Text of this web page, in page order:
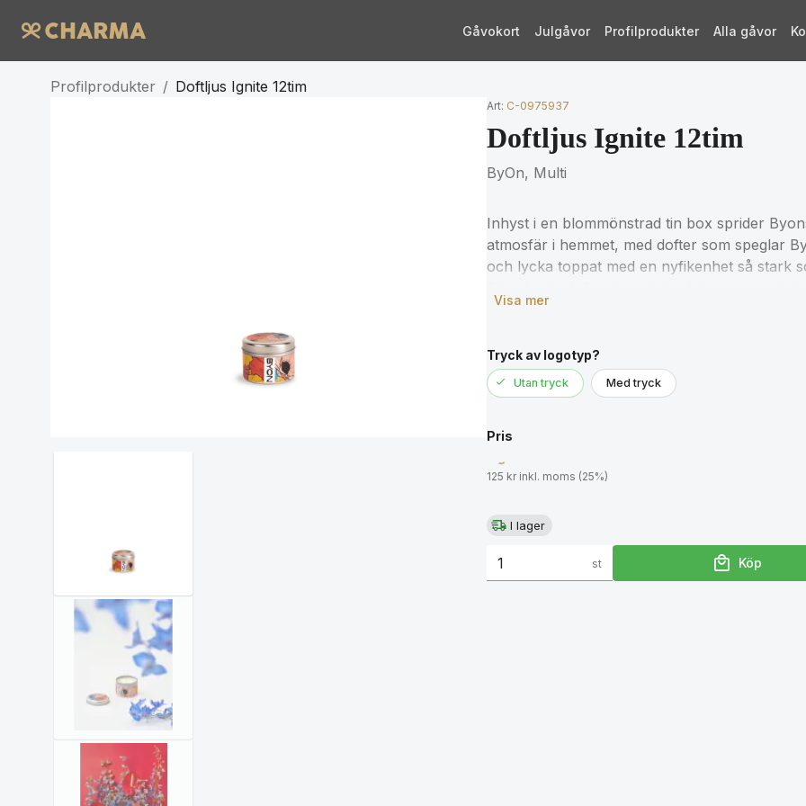
Gåvokort Julgåvor Profilprodukter Alla gåvor
Profilprodukter / Doftljus Ignite 12tim
Art: C-0975937
Doftljus Ignite 12tim
ByOn, Multi
Inhyst i en blommönstrad tin box sprider
atmosfär i hemmet, med dofter som speglar
och lycka toppat med en nyfikenhet så stark
essensen av hur Byon ska dofta, kännas och
samt vegetabilisk olja. Veke av bomull. Ljusen
petrokemiska ämnen. För en bättre
användning. Brinntid ca 12 timmar.
Visa mer
Tryck av logotyp?
Utan tryck Med tryck
Pris
125 kr inkl. moms (25%)
I lager
st Köp